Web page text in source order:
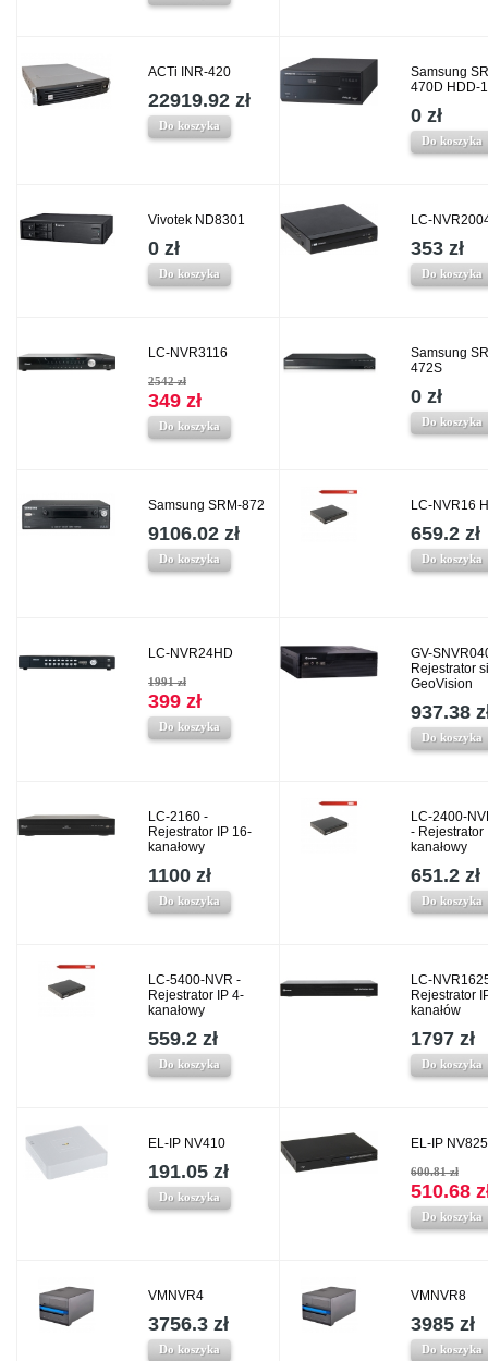
ACTi INR-420
22919.92 zł
Do koszyka
Samsung
470D HDD-
0 zł
Do koszyka
Vivotek ND8301
0 zł
Do koszyka
LC-
353 zł
Do koszyka
LC-NVR3116
2542 zł
349 zł
Do koszyka
Samsung
472S
0 zł
Do koszyka
Samsung SRM-872
9106.02 zł
Do koszyka
LC-NVR16
659.2 zł
Do koszyka
LC-NVR24HD
1991 zł
399 zł
Do koszyka
GV-
Rejestrator
GeoVision
937.38
Do koszyka
LC-2160 -
Rejestrator IP 16-
kanałowy
1100 zł
Do koszyka
LC-2400-
- Rejestrator
kanałowy
651.2 zł
Do koszyka
LC-5400-NVR -
Rejestrator IP 4-
kanałowy
559.2 zł
Do koszyka
LC-
Rejestrator
kanałów
1797 zł
Do koszyka
EL-IP NV410
191.05 zł
Do koszyka
EL-IP NV825
600.81 zł
510.68
Do koszyka
VMNVR4
3756.3 zł
Do koszyka
VMNVR8
3985 zł
Do koszyka